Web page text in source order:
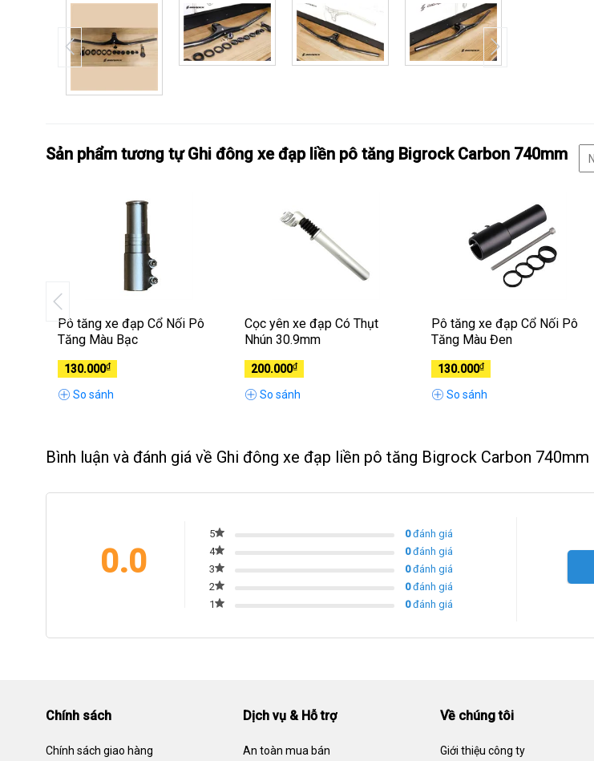
Sản phẩm tương tự Ghi đông xe đạp liền pô tăng Bigrock Carbon 740mm
Pô tăng xe đạp Cổ Nối Pô
Tăng Màu Bạc
130.000₫
So sánh
Cọc yên xe đạp Có Thụt
Nhún 30.9mm
200.000₫
So sánh
Pô tăng xe đạp Cổ Nối Pô
Tăng Màu Đen
130.000₫
So sánh
Bình luận và đánh giá về Ghi đông xe đạp liền pô tăng Bigrock Carbon 740mm
0.0
5 0đánh giá
4
0đánh giá
3
0đánh giá
2
0đánh giá
1
0đánh giá
Chính sách
Chính sách giao hàng
Dịch vụ & Hỗ trợ
An toàn mua bán
Về chúng tôi
Giới thiệu công ty